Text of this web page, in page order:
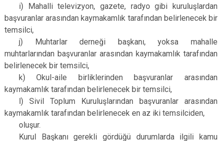
i) Mahalli televizyon, gazete, radyo gibi kuruluşlardan
başvuranlar arasından kaymakamlık tarafından belirlenecek bir
temsilci,
j) Muhtarlar derneği başkanı, yoksa mahalle
muhtarlarından başvuranlar arasından kaymakamlık tarafından
belirlenecek bir temsilci,
k) Okul-aile birliklerinden başvuranlar arasından
kaymakamlık tarafından belirlenecek bir temsilci,
l) Sivil Toplum Kuruluşlarından başvuranlar arasından
kaymakamlık tarafından belirlenecek en az iki temsilciden,
oluşur.
Kurul Başkanı gerekli gördüğü durumlarda ilgili kamu